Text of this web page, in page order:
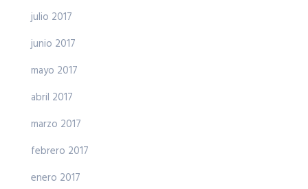
julio 2017
junio 2017
mayo 2017
abril 2017
marzo 2017
febrero 2017
enero 2017